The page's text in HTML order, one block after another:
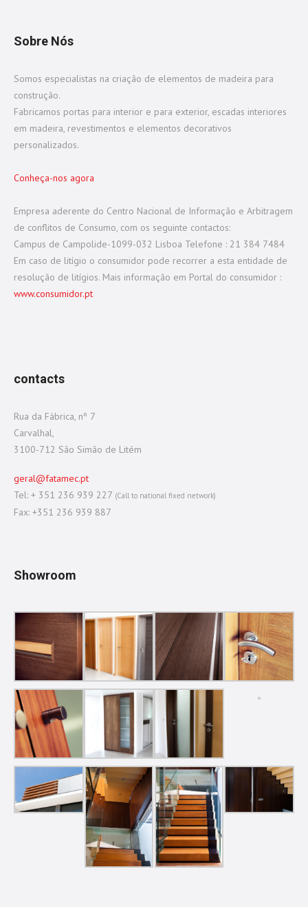
Sobre Nós
Somos especialistas na criação de elementos de madeira para
construção.
Fabricamos portas para interior e para exterior, escadas interiores
em madeira, revestimentos e elementos decorativos
personalizados.
Conheça-nos agora
Empresa aderente do Centro Nacional de Informação e Arbitragem
de conflitos de Consumo, com os seguinte contactos:
Campus de Campolide-1099-032 Lisboa Telefone : 21 384 7484
Em caso de litígio o consumidor pode recorrer a esta entidade de
resolução de litígios. Mais informação em Portal do consumidor :
www.consumidor.pt
contacts
Rua da Fábrica, nº 7
Carvalhal,
3100-712 São Simão de Litém
geral@fatamec.pt
Tel: + 351 236 939 227 (Call to national fixed network)
Fax: +351 236 939 887
Showroom